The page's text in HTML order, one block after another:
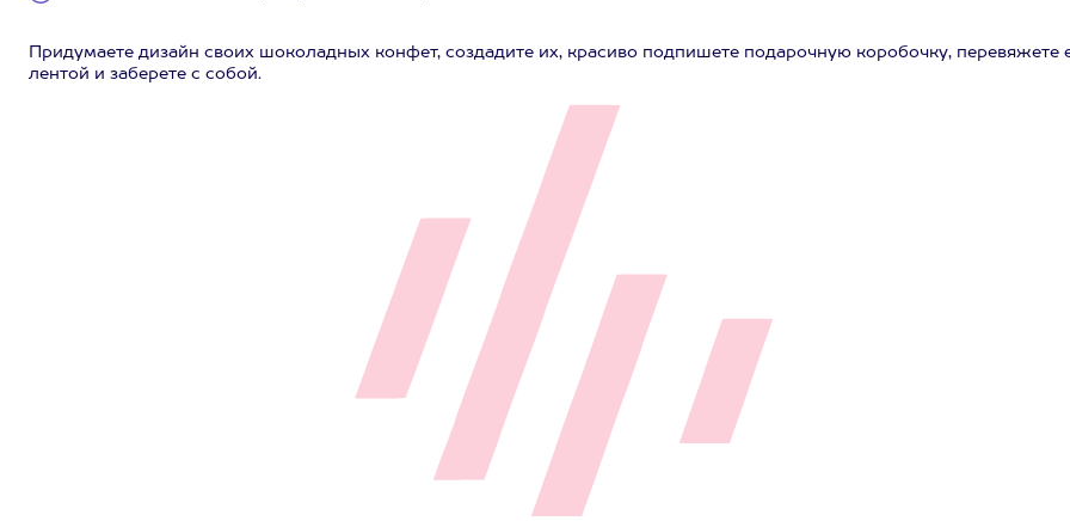
Придумаете дизайн своих шоколадных конфет, создадите их, красиво подпишете подарочную коробочку, перевяжете
лентой и заберете с собой.